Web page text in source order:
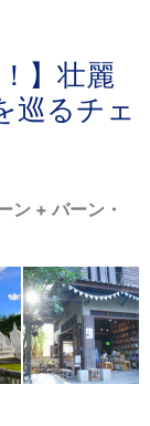
】壮麗
巡るチェ
ン + バーン・